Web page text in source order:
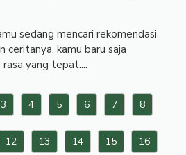
sedang mencari rekomendasi
ceritanya, kamu baru saja
yang tepat....
3 4 5 6 7 8
12 13 14 15 16